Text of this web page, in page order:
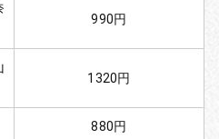
990円
1320円
880円